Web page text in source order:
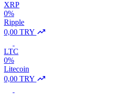
XRP
0%
Ripple
0,00 TRY
LTC
0%
Litecoin
0,00 TRY